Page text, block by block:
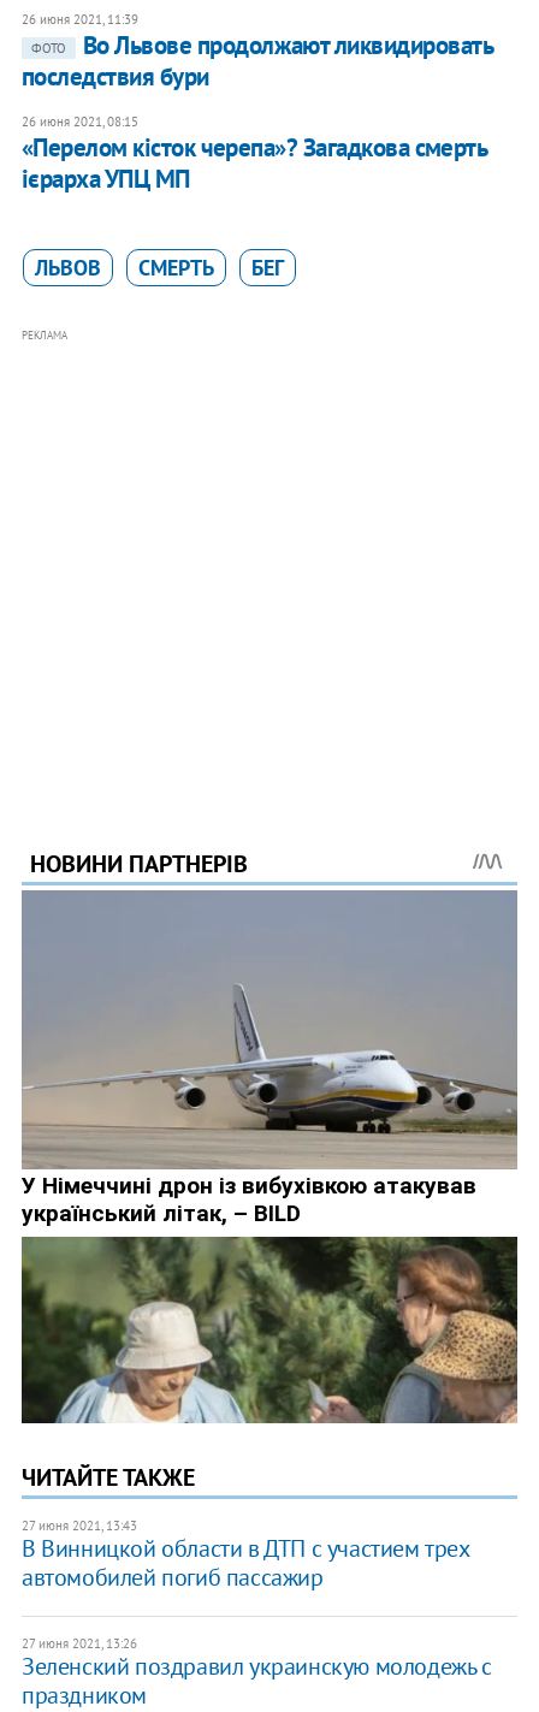
26 июня 2021, 11:39
ФОТО
Во Львове продолжают ликвидировать
последствия бури
26 июня 2021, 08:15
«Перелом кісток черепа»? Загадкова смерть
ієрарха УПЦ МП
ЛЬВОВ СМЕРТЬ БЕГ
РЕКЛАМА
ЧИТАЙТЕ ТАКЖЕ
27 июня 2021, 13:43
В Винницкой области в ДТП с участием трех
автомобилей погиб пассажир
27 июня 2021, 13:26
Зеленский поздравил украинскую молодежь с
праздником